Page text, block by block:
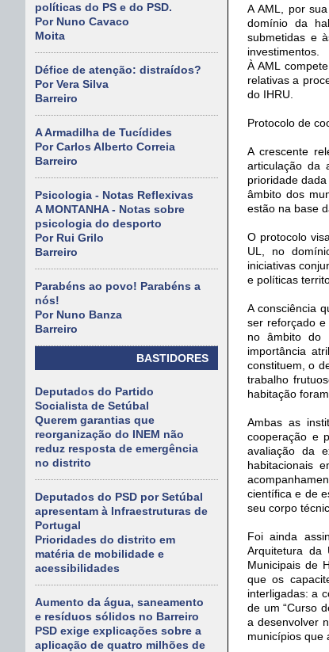
políticas do PS e do PSD.
Por Nuno Cavaco
Moita
Défice de atenção: distraídos?
Por Vera Silva
Barreiro
A Armadilha de Tucídides
Por Carlos Alberto Correia
Barreiro
Psicologia - Notas Reflexivas
A MONTANHA - Notas sobre
psicologia do desporto
Por Rui Grilo
Barreiro
Parabéns ao povo! Parabéns a
nós!
Por Nuno Banza
Barreiro
BASTIDORES
Deputados do Partido
Socialista de Setúbal
Querem garantias que
reorganização do INEM não
reduz resposta de emergência
no distrito
Deputados do PSD por Setúbal
apresentam à Infraestruturas de
Portugal
Prioridades do distrito em
matéria de mobilidade e
acessibilidades
Aumento da água, saneamento
e resíduos sólidos no Barreiro
PSD exige explicações sobre a
aplicação de quatro milhões de
A AML, por
domínio da
submetidas e
investimentos.
À AML
relativas a
do IHRU.
Protocolo de
A crescente
articulação da
prioridade
âmbito dos
estão na base
O protocolo
UL, no
iniciativas
e políticas
A consciência
ser reforçado
no âmbito do
importância
constituem, o
trabalho
habitação
Ambas as
cooperação e
avaliação da
habitacionais
científica e de
seu corpo
Foi ainda
Arquitetura da
Municipais de
que os
interligadas: a
de um “Curso
a desenvolver
municípios que